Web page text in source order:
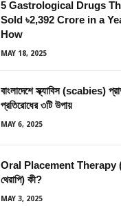
5 Gastrological Drugs
Sold ৳2,392 Crore in a
How
MAY 18, 2025
বাংলাদেশে স্ক্যাবিস (scabies)
প্রতিরোধের ৩টি উপায়
MAY 6, 2025
Oral Placement Therapy
থেরাপি) কী?
MAY 3, 2025